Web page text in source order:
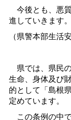
今後とも、悪
進していきます。
（県警本部生活
県では、県民
生命、身体及び
的として「島根
定めています。
この条例の中